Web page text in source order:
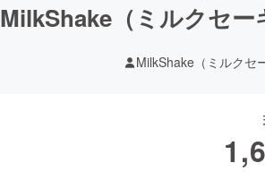
MilkShake（ミルクセー
MilkShake（ミルクセ